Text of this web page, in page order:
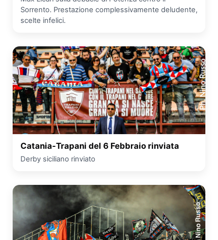
Sorrento. Prestazione complessivamente deludente,
scelte infelici.
Catania-Trapani del 6 Febbraio rinviata
Derby siciliano rinviato